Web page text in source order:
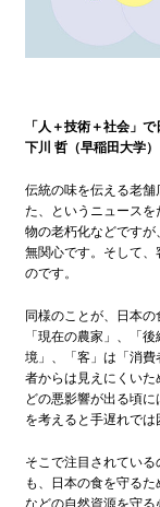
「人＋技術＋社会」
下川 哲（早稲田大学）
伝統の味を伝える老
た、というニュース
物の老朽化などです
無関心です。そして
のです。
同様のことが、日本
「現在の農家」、「
境」、「客」は「消
者からは見えにくい
どの悪影響が出る頃
を考えると手遅れでは
そこで注目されてい
も、日本の食を守る
などの自然資源を守